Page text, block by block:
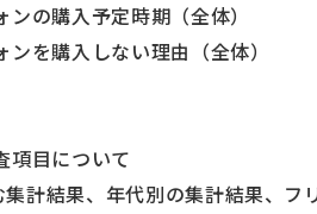
ンの購入予定時期（全体）
ンを購入しない理由（全体）
項目について
計結果、年代別の集計結果、フ